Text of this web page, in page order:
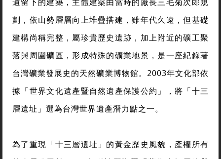
劃，依山勢層層向上堆疊搭建，雖年代久遠，但基礎
建構尚稱完整，屬珍貴歷史遺跡，加上附近的礦工聚
落與周圍礦區，形成特殊的礦業地景，是一座紀錄著
台灣礦業發展史的天然礦業博物館。2003年文化部依
據「世界文化遺產暨自然遺產保護公約」，將「十三
層遺址」選為台灣世界遺產潛力點之一。
為了重現「十三層遺址」的黃金歷史風貌，產權所有